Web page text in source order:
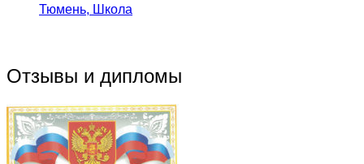
Тюмень, Школа
Отзывы и дипломы